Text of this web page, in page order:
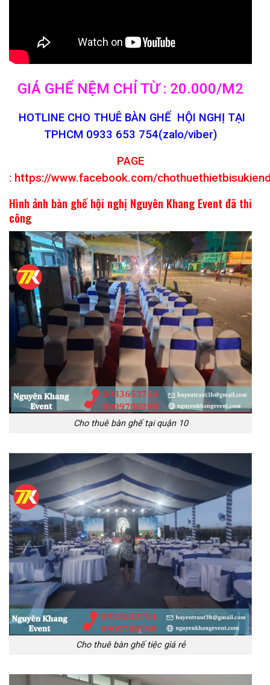
GIÁ GHẾ NỆM CHỈ TỪ : 20.000/M2
HOTLINE CHO THUÊ BÀN GHẾ HỘI NGHỊ TẠI
TPHCM 0933 653 754(zalo/viber)
PAGE
: https://www.facebook.com/
Hình ảnh bàn ghế hội nghị Nguyên Khang Event đã thi
công
Cho thuê bàn ghế tại quận 10
Cho thuê bàn ghế tiệc giá rẻ